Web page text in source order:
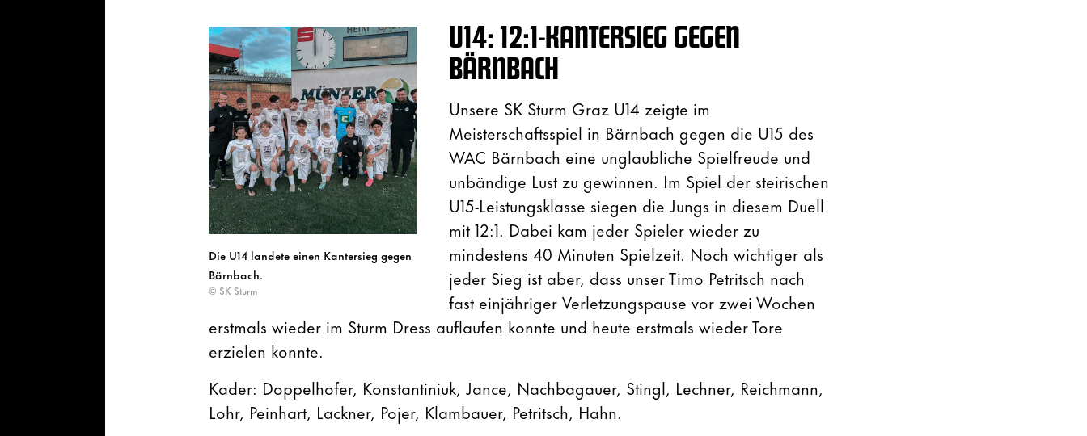
Die U14 landete einen Kantersieg gegen
Bärnbach.
© SK Sturm
U14: 12:1-KANTERSIEG GEGEN
BÄRNBACH
Unsere SK Sturm Graz U14 zeigte im
Meisterschaftsspiel in Bärnbach gegen die U15 des
WAC Bärnbach eine unglaubliche Spielfreude und
unbändige Lust zu gewinnen. Im Spiel der steirischen
U15-Leistungsklasse siegen die Jungs in diesem Duell
mit 12:1. Dabei kam jeder Spieler wieder zu
mindestens 40 Minuten Spielzeit. Noch wichtiger als
jeder Sieg ist aber, dass unser Timo Petritsch nach
fast einjähriger Verletzungspause vor zwei Wochen
erstmals wieder im Sturm Dress auflaufen konnte und heute erstmals wieder Tore
erzielen konnte.
Kader: Doppelhofer, Konstantiniuk, Jance, Nachbagauer, Stingl, Lechner, Reichmann,
Lohr, Peinhart, Lackner, Pojer, Klambauer, Petritsch, Hahn.